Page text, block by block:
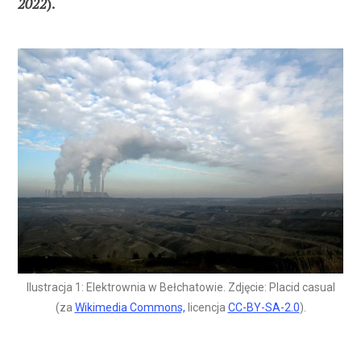
Ilustracja 1: Elektrownia w Bełchatowie. Zdjęcie: Placid casual
(za Wikimedia Commons, licencja CC-BY-SA-2.0).